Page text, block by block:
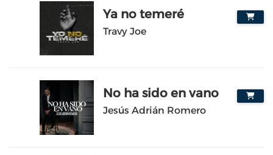
Ya no temeré
Travy Joe
No ha sido en vano
Jesús Adrián Romero